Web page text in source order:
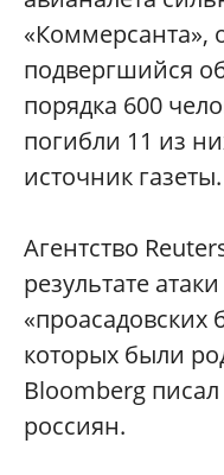
«Коммерсанта»,
подвергшийся
порядка 600
погибли 11 из
источник газеты.
Агентство
результате
«проасадовских
которых были
Bloomberg
россиян.